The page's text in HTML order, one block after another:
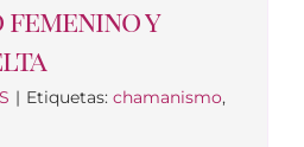
femenino y
| Etiquetas: chamanismo,